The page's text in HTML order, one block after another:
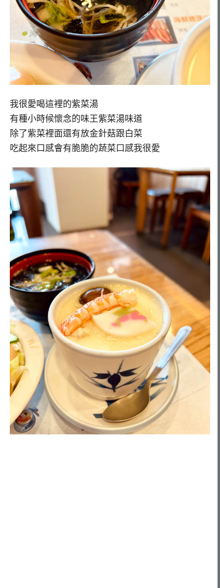
我很愛喝這裡的紫菜湯
有種小時候懷念的味王紫菜湯味道
除了紫菜裡面還有放金針菇跟白菜
吃起來口感會有脆脆的蔬菜口感我很愛